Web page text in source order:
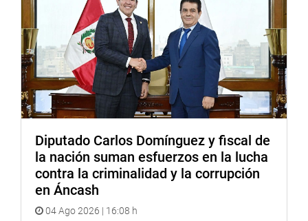
Diputado Carlos Domínguez y fiscal de
la nación suman esfuerzos en la lucha
contra la criminalidad y la corrupción
en Áncash
04 Ago 2026 | 16:08 h